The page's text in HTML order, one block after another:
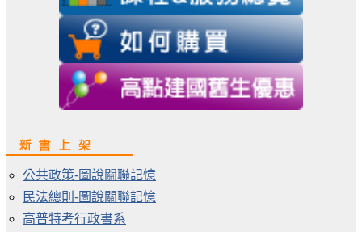
公共政策-圖說關聯記憶
民法總則-圖說關聯記憶
高普特考行政書系